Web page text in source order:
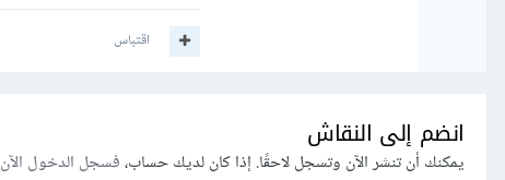
اقتباس
انضم إلى النقاش
يمكنك أن تنشر الآن وتسجل لاحقًا. إذا كان لديك حساب،فسجل الدخول الآن